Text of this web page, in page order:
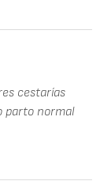
cestarías
parto normal